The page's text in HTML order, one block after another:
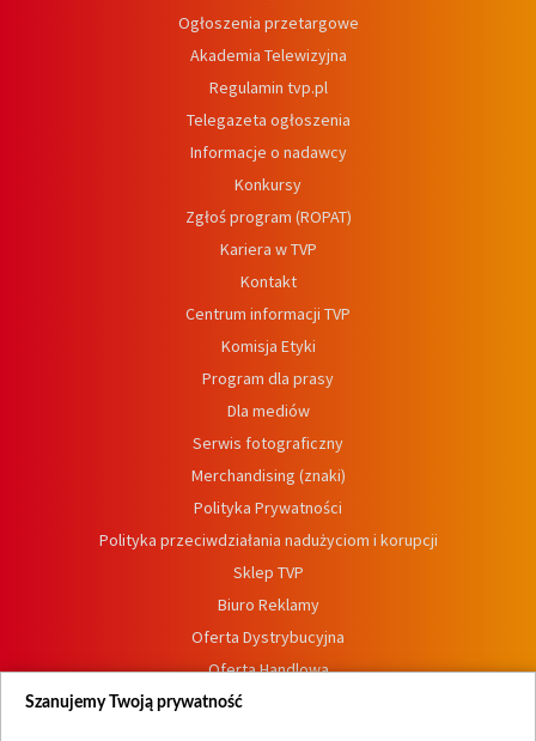
Ogłoszenia przetargowe
Akademia Telewizyjna
Regulamin tvp.pl
Telegazeta ogłoszenia
Informacje o nadawcy
Konkursy
Zgłoś program (ROPAT)
Kariera w TVP
Kontakt
Centrum informacji TVP
Komisja Etyki
Program dla prasy
Dla mediów
Serwis fotograficzny
Merchandising (znaki)
Polityka Prywatności
Polityka przeciwdziałania nadużyciom i korupcji
Sklep TVP
Biuro Reklamy
Oferta Dystrybucyjna
Oferta Handlowa
Dostępność
Szanujemy Twoją prywatność